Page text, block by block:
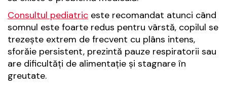
Consultul pediatric este recomandat atunci când
somnul este foarte redus pentru vârstă, copilul se
trezește extrem de frecvent cu plâns intens,
sforăie persistent, prezintă pauze respiratorii sau
are dificultăți de alimentație și stagnare în
greutate.